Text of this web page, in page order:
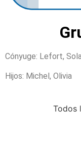
Cónyuge: Lefort,
Hijos: Michel, Olivia
Todos